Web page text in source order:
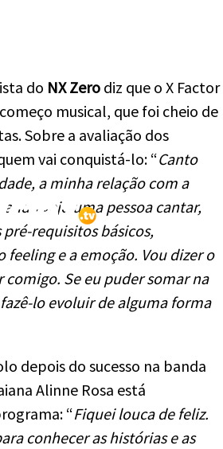
do NX Zero diz que o X Factor
musical, que foi cheio de
Sobre a avaliação dos
vai conquistá-lo: “Canto
a minha relação com a
vejo uma pessoa cantar,
requisitos básicos,
e a emoção. Vou dizer o
Se eu puder somar na
lo evoluir de alguma forma
depois do sucesso na banda
Alinne Rosa está
“Fiquei louca de feliz.
conhecer as histórias e as